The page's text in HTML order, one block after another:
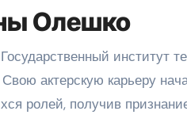
Олешко
институт
актерскую карьеру
ролей, получив